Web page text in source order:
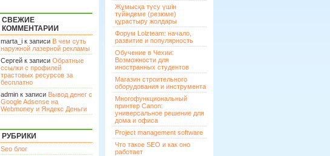
СВЕЖИЕ
КОММЕНТАРИИ
marta_i к записи В чем суть
наружной лазерной рекламы
Сергей к записи Обратные
ссылки с профилей
трастовых ресурсов за
бесплатно
admin к записи Вывод денег с
Google Adsense на
Webmoney и Яндекс Деньги
РУБРИКИ
Seo блог
Жұмысқа түсу үшін
түйіндеме (резюме)
құрастыру жолдары
Форум Lolzteam: начало,
развитие и популярность
Обучение в Чехии:
Возможности для
иностранных студентов
Магазин строительного
оборудования и инструмента
Многофункциональный
принтер Canon:
универсальное решение для
дома и офиса
Project management software
Что такое SEO и как оно
работает